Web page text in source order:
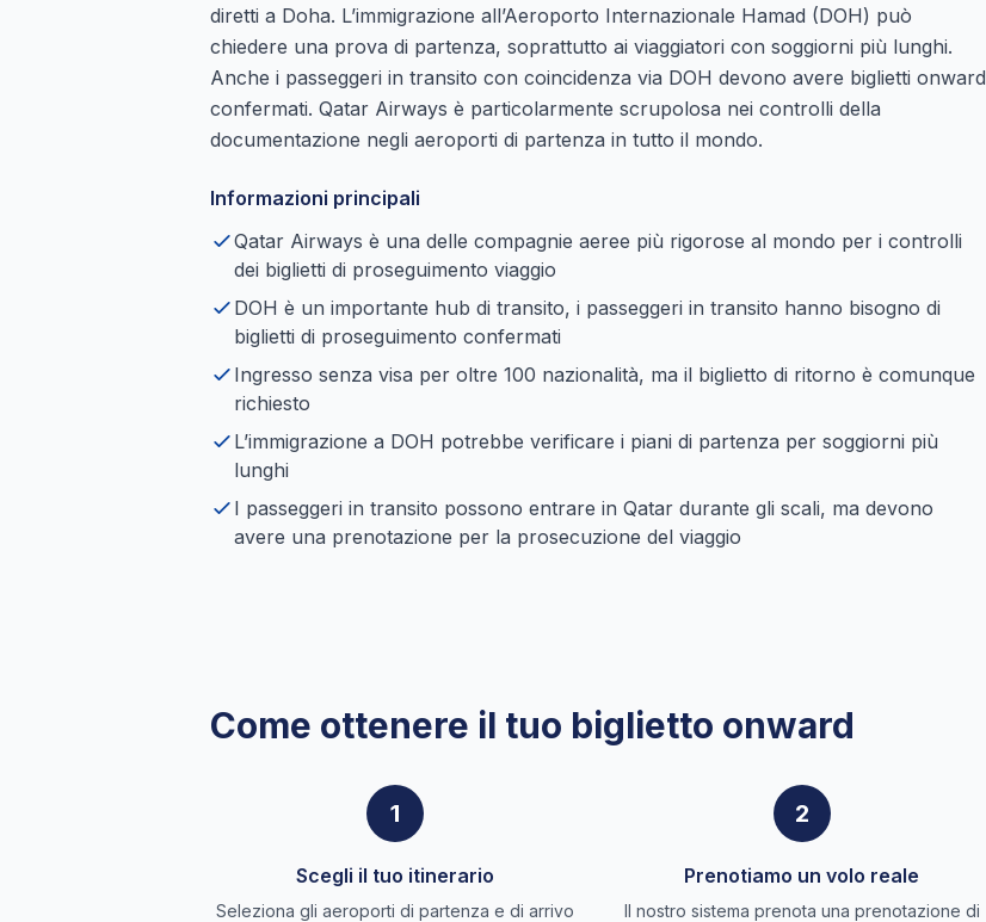
diretti a Doha. L’immigrazione all’Aeroporto Internazionale Hamad (DOH) può
chiedere una prova di partenza, soprattutto ai viaggiatori con soggiorni più lunghi.
Anche i passeggeri in transito con coincidenza via DOH devono avere biglietti onward
confermati. Qatar Airways è particolarmente scrupolosa nei controlli della
documentazione negli aeroporti di partenza in tutto il mondo.
Informazioni principali
Qatar Airways è una delle compagnie aeree più rigorose al mondo per i controlli
dei biglietti di proseguimento viaggio
DOH è un importante hub di transito, i passeggeri in transito hanno bisogno di
biglietti di proseguimento confermati
Ingresso senza visa per oltre 100 nazionalità, ma il biglietto di ritorno è comunque
richiesto
L’immigrazione a DOH potrebbe verificare i piani di partenza per soggiorni più
lunghi
I passeggeri in transito possono entrare in Qatar durante gli scali, ma devono
avere una prenotazione per la prosecuzione del viaggio
Come ottenere il tuo biglietto onward
1
Scegli il tuo itinerario
Seleziona gli aeroporti di partenza e di arrivo
2
Prenotiamo un volo reale
Il nostro sistema prenota una prenotazione di